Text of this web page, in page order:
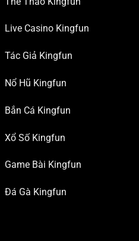
Live Casino Kingfun
Tác Giả Kingfun
Nổ Hũ Kingfun
Bắn Cá Kingfun
Xổ Số Kingfun
Game Bài Kingfun
Đá Gà Kingfun